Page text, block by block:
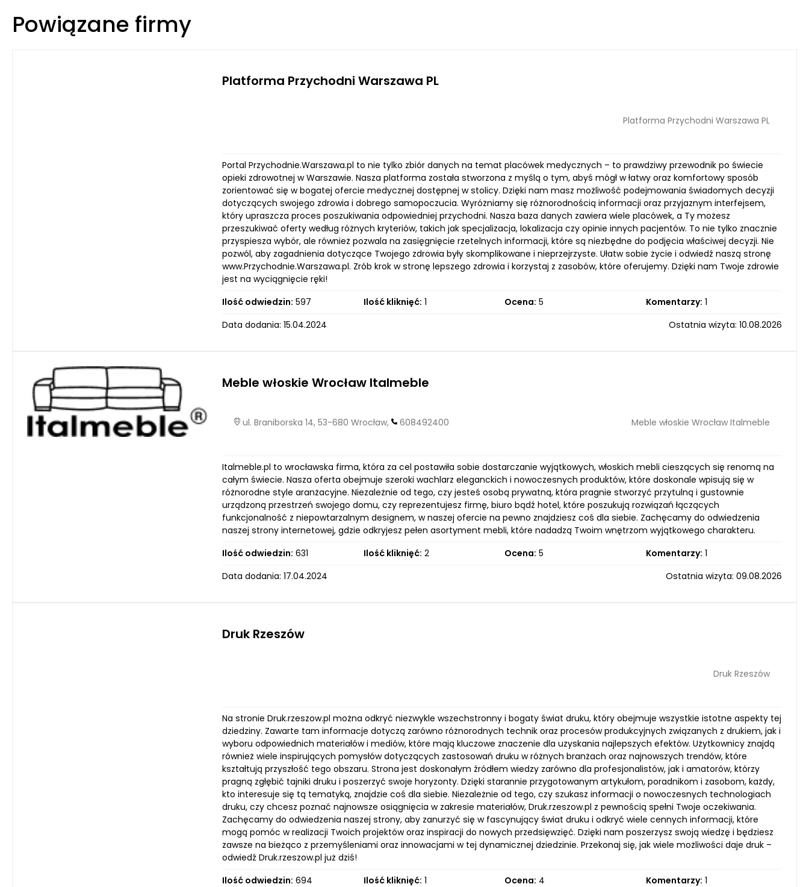
Powiązane firmy
Platforma Przychodni Warszawa PL
Platforma Przychodni Warszawa PL
Portal Przychodnie.Warszawa.pl to nie tylko zbiór danych na temat placówek medycznych – to prawdziwy przewodnik po świecie
opieki zdrowotnej w Warszawie. Nasza platforma została stworzona z myślą o tym, abyś mógł w łatwy oraz komfortowy sposób
zorientować się w bogatej ofercie medycznej dostępnej w stolicy. Dzięki nam masz możliwość podejmowania świadomych decyzji
dotyczących swojego zdrowia i dobrego samopoczucia. Wyróżniamy się różnorodnością informacji oraz przyjaznym interfejsem,
który upraszcza proces poszukiwania odpowiedniej przychodni. Nasza baza danych zawiera wiele placówek, a Ty możesz
przeszukiwać oferty według różnych kryteriów, takich jak specjalizacja, lokalizacja czy opinie innych pacjentów. To nie tylko znacznie
przyspiesza wybór, ale również pozwala na zasięgnięcie rzetelnych informacji, które są niezbędne do podjęcia właściwej decyzji. Nie
pozwól, aby zagadnienia dotyczące Twojego zdrowia były skomplikowane i nieprzejrzyste. Ułatw sobie życie i odwiedź naszą stronę
www.Przychodnie.Warszawa.pl. Zrób krok w stronę lepszego zdrowia i korzystaj z zasobów, które oferujemy. Dzięki nam Twoje zdrowie
jest na wyciągnięcie ręki!
Ilość odwiedzin: 597 Ilość kliknięć: 1 Ocena: 5 Komentarzy: 1
Data dodania: 15.04.2024
Ostatnia wizyta: 10.08.2026
Meble włoskie Wrocław Italmeble
ul. Braniborska 14, 53-680 Wrocław, 608492400 Meble włoskie Wrocław Italmeble
Italmeble.pl to wrocławska firma, która za cel postawiła sobie dostarczanie wyjątkowych, włoskich mebli cieszących się renomą na
całym świecie. Nasza oferta obejmuje szeroki wachlarz eleganckich i nowoczesnych produktów, które doskonale wpisują się w
różnorodne style aranżacyjne. Niezależnie od tego, czy jesteś osobą prywatną, która pragnie stworzyć przytulną i gustownie
urządzoną przestrzeń swojego domu, czy reprezentujesz firmę, biuro bądź hotel, które poszukują rozwiązań łączących
funkcjonalność z niepowtarzalnym designem, w naszej ofercie na pewno znajdziesz coś dla siebie. Zachęcamy do odwiedzenia
naszej strony internetowej, gdzie odkryjesz pełen asortyment mebli, które nadadzą Twoim wnętrzom wyjątkowego charakteru.
Ilość odwiedzin: 631 Ilość kliknięć: 2 Ocena: 5 Komentarzy: 1
Data dodania: 17.04.2024
Ostatnia wizyta: 09.08.2026
Druk Rzeszów
Druk Rzeszów
Na stronie Druk.rzeszow.pl można odkryć niezwykle wszechstronny i bogaty świat druku, który obejmuje wszystkie istotne aspekty tej
dziedziny. Zawarte tam informacje dotyczą zarówno różnorodnych technik oraz procesów produkcyjnych związanych z drukiem, jak i
wyboru odpowiednich materiałów i mediów, które mają kluczowe znaczenie dla uzyskania najlepszych efektów. Użytkownicy znajdą
również wiele inspirujących pomysłów dotyczących zastosowań druku w różnych branżach oraz najnowszych trendów, które
kształtują przyszłość tego obszaru. Strona jest doskonałym źródłem wiedzy zarówno dla profesjonalistów, jak i amatorów, którzy
pragną zgłębić tajniki druku i poszerzyć swoje horyzonty. Dzięki starannie przygotowanym artykułom, poradnikom i zasobom, każdy,
kto interesuje się tą tematyką, znajdzie coś dla siebie. Niezależnie od tego, czy szukasz informacji o nowoczesnych technologiach
druku, czy chcesz poznać najnowsze osiągnięcia w zakresie materiałów, Druk.rzeszow.pl z pewnością spełni Twoje oczekiwania.
Zachęcamy do odwiedzenia naszej strony, aby zanurzyć się w fascynujący świat druku i odkryć wiele cennych informacji, które
mogą pomóc w realizacji Twoich projektów oraz inspiracji do nowych przedsięwzięć. Dzięki nam poszerzysz swoją wiedzę i będziesz
zawsze na bieżąco z przemyśleniami oraz innowacjami w tej dynamicznej dziedzinie. Przekonaj się, jak wiele możliwości daje druk –
odwiedź Druk.rzeszow.pl już dziś!
Ilość odwiedzin: 694 Ilość kliknięć: 1 Ocena: 4 Komentarzy: 1